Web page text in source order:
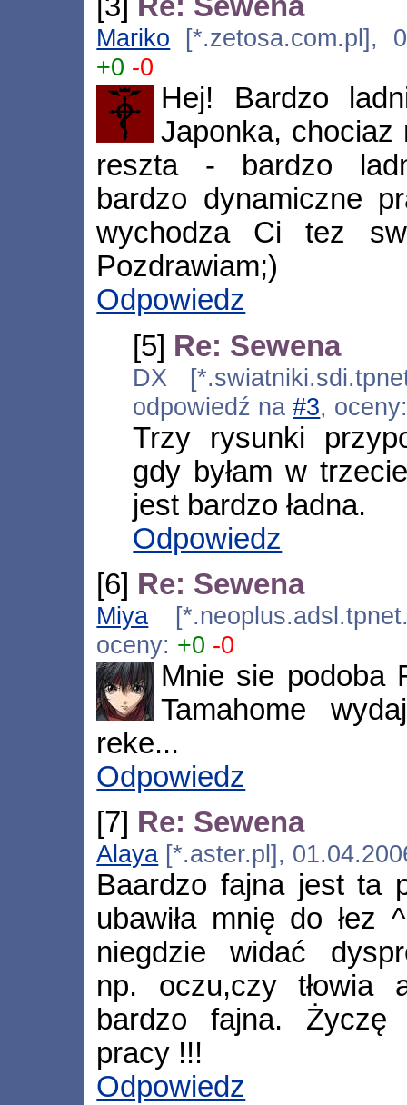
[3] Re: Sewena
Mariko [*.zetosa.com.pl],
+0 -0
Hej! Bardzo
Japonka, chociaz
reszta - bardzo
bardzo dynamiczne
wychodza Ci tez
Pozdrawiam;)
Odpowiedz
[5] Re: Sewena
DX
odpowiedź na#3,
Trzy rysunki
gdy byłam w
jest bardzo ładna.
Odpowiedz
[6] Re: Sewena
Miya
oceny: +0 -0
Mnie sie podoba
Tamahome
reke...
Odpowiedz
[7] Re: Sewena
Alaya [*.aster.pl],
Baardzo fajna jest ta
ubawiła mnię do łez
niegdzie widać
np. oczu,czy
bardzo fajna.
pracy !!!
Odpowiedz